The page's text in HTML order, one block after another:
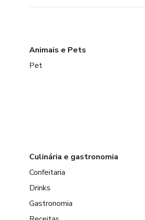
Animais e Pets
Pet
Culinária e gastronomia
Confeitaria
Drinks
Gastronomia